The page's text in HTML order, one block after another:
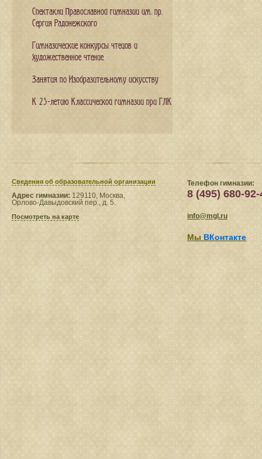
Спектакли Православной гимназии им. пр.
Сергия Радонежского
Гимназические конкурсы чтецов и
художественное чтение
Занятия по Изобразительному искусству
К 25-летию Классической гимназии при ГЛК
Сведения​ об образовательной организации
Адрес гимназии: 129110, Москва,
Орлово-Давыдовский пер., д. 5.
Посмотреть на карте
Телефон гимназии:
8 (495) 680-92-
info@mgl.ru
Мы ВКонтакте